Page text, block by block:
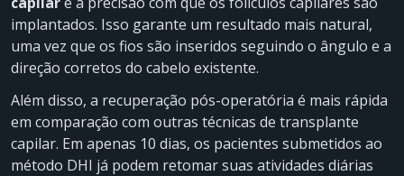
implantados. Isso garante um resultado mais natural,
uma vez que os fios são inseridos seguindo o ângulo e a
direção corretos do cabelo existente.
Além disso, a recuperação pós-operatória é mais rápida
em comparação com outras técnicas de transplante
capilar. Em apenas 10 dias, os pacientes submetidos ao
método DHI já podem retomar suas atividades diárias